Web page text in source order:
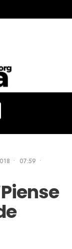
• 07:59 •